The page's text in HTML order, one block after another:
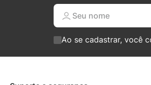
Ao se cadastrar, você